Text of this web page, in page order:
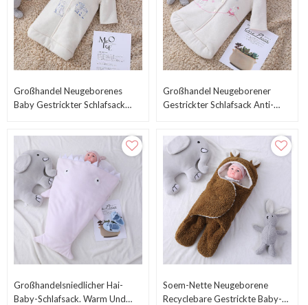
Großhandel Neugeborenes
Baby Gestrickter Schlafsack
Großhandel Neugeborener
Gestrickter Schlafsack Anti-
Großhandelsniedlicher Hai-
Baby-Schlafsack. Warm Und
Soem-Nette Neugeborene
Recyclebare Gestrickte Baby-